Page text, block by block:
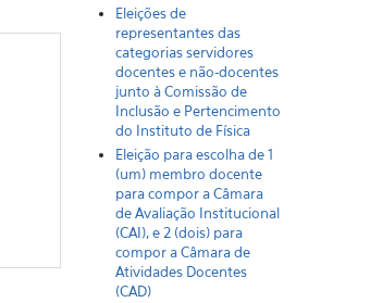
Eleições de
representantes das
categorias servidores
docentes e não-docentes
junto à Comissão de
Inclusão e Pertencimento
do Instituto de Física
Eleição para escolha de 1
(um) membro docente
para compor a Câmara
de Avaliação Institucional
(CAI), e 2 (dois) para
compor a Câmara de
Atividades Docentes
(CAD)